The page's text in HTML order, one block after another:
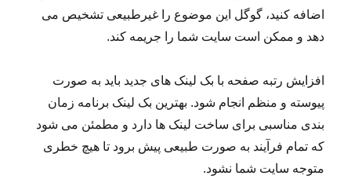
اضافه کنید، گوگل این موضوع را غیرطبیعی تشخیص می
دهد و ممکن است سایت شما را جریمه کند.
افزایش رتبه صفحه با بک لینک های جدید باید به صورت
پیوسته و منظم انجام شود. بهترین بک لینک برنامه زمان
بندی مناسبی برای ساخت لینک ها دارد و مطمئن می شود
که تمام فرآیند به صورت طبیعی پیش برود تا هیچ خطری
متوجه سایت شما نشود.